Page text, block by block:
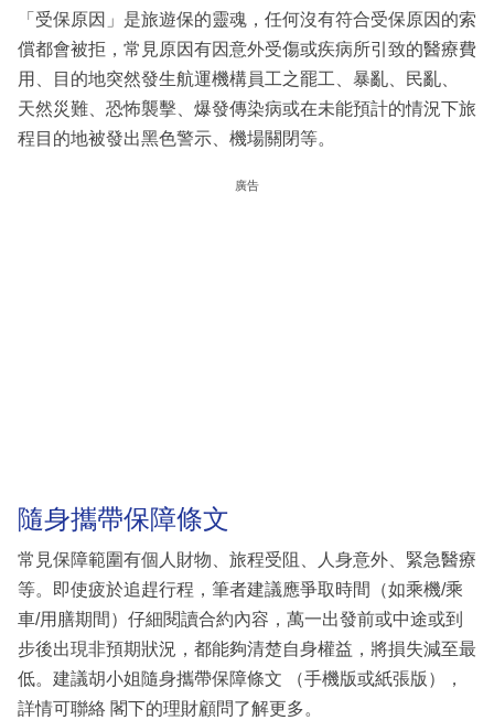
「受保原因」是旅遊保的靈魂，任何沒有符合受保原因的索
償都會被拒，常見原因有因意外受傷或疾病所引致的醫療費
用、目的地突然發生航運機構員工之罷工、暴亂、民亂、
天然災難、恐怖襲擊、爆發傳染病或在未能預計的情況下旅
程目的地被發出黑色警示、機場關閉等。
廣告
隨身攜帶保障條文
常見保障範圍有個人財物、旅程受阻、人身意外、緊急醫療
等。即使疲於追趕行程，筆者建議應爭取時間（如乘機/乘
車/用膳期間）仔細閱讀合約內容，萬一出發前或中途或到
步後出現非預期狀況，都能夠清楚自身權益，將損失減至最
低。建議胡小姐隨身攜帶保障條文 （手機版或紙張版），
詳情可聯絡 閣下的理財顧問了解更多。